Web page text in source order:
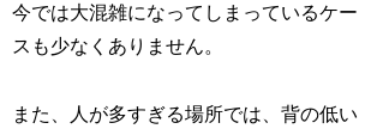
今では大混雑になってしまっているケー
スも少なくありません。
また、人が多すぎる場所では、背の低い